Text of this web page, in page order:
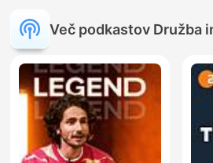
Več podkastov Družba